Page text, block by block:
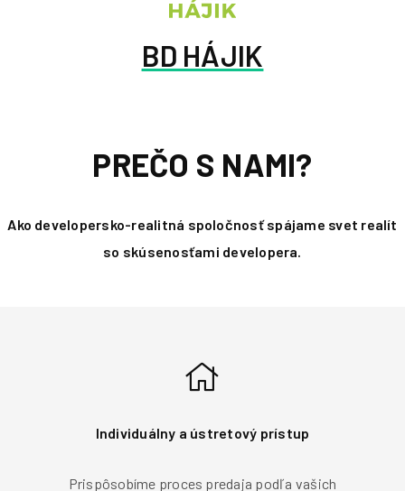
BD HÁJIK
PREČO S NAMI?
Ako developersko-realitná spoločnosť spájame svet realít
so skúsenosťami developera.
Individuálny a ústretový prístup
Prispôsobíme proces predaja podľa vašich